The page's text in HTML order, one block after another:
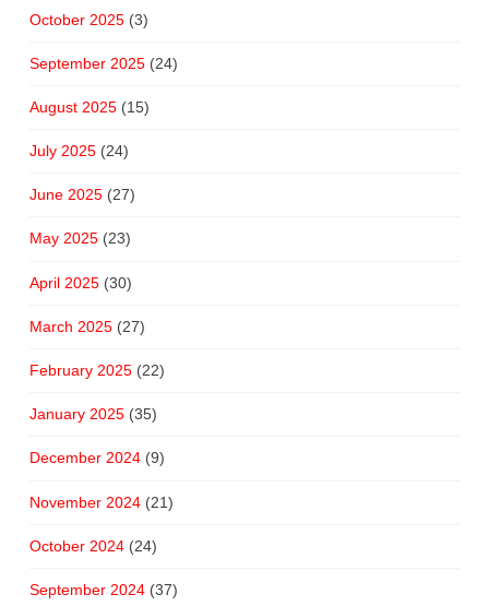
October 2025(3)
September 2025(24)
August 2025(15)
July 2025(24)
June 2025(27)
May 2025(23)
April 2025(30)
March 2025(27)
February 2025(22)
January 2025(35)
December 2024(9)
November 2024(21)
October 2024(24)
September 2024(37)